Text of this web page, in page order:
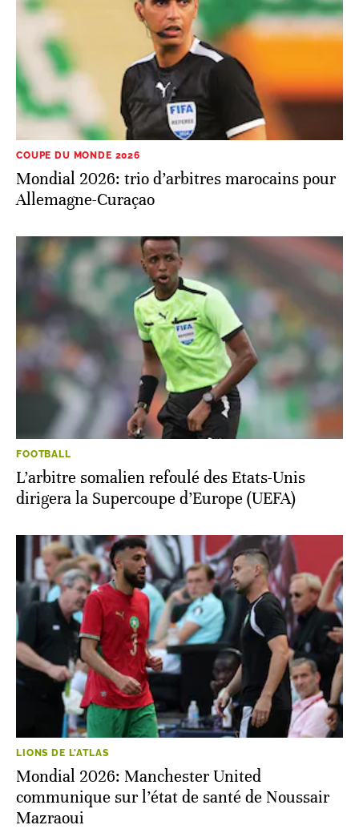
COUPE DU MONDE 2026
Mondial 2026: trio d’arbitres marocains pour
Allemagne-Curaçao
FOOTBALL
L’arbitre somalien refoulé des Etats-Unis
dirigera la Supercoupe d’Europe (UEFA)
LIONS DE L'ATLAS
Mondial 2026: Manchester United
communique sur l’état de santé de Noussair
Mazraoui